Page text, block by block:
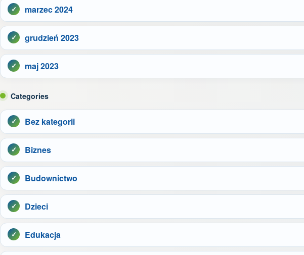
marzec 2024
grudzień 2023
maj 2023
Categories
Bez kategorii
Biznes
Budownictwo
Dzieci
Edukacja